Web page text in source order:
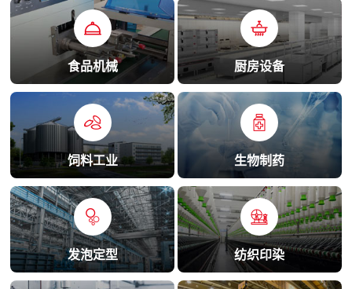
食品机械 厨房设备
饲料工业 生物制药
发泡定型 纺织印染